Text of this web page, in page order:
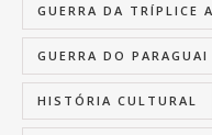
GUERRA DA TRÍPLICE
GUERRA DO PARAGUAI
HISTÓRIA CULTURAL